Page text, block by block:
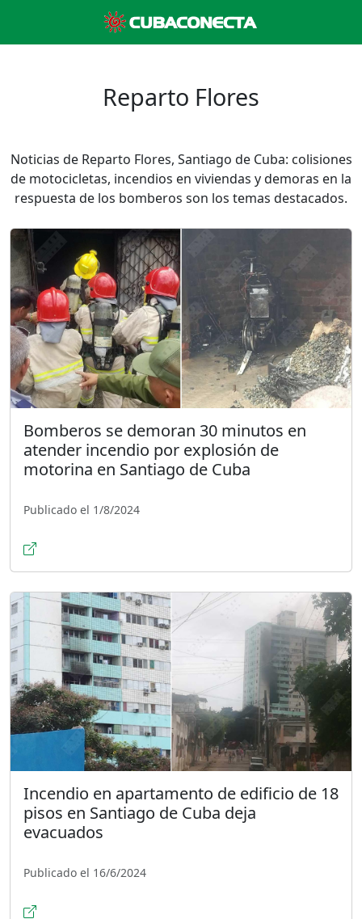
Reparto Flores
Noticias de Reparto Flores, Santiago de Cuba: colisiones
de motocicletas, incendios en viviendas y demoras en la
respuesta de los bomberos son los temas destacados.
Bomberos se demoran 30 minutos en
atender incendio por explosión de
motorina en Santiago de Cuba
Publicado el 1/8/2024
Incendio en apartamento de edificio de 18
pisos en Santiago de Cuba deja
evacuados
Publicado el 16/6/2024